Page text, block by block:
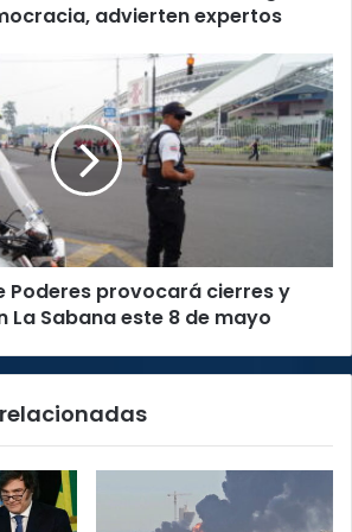
advierten expertos
Poderes provocará cierres y
La Sabana este 8 de mayo